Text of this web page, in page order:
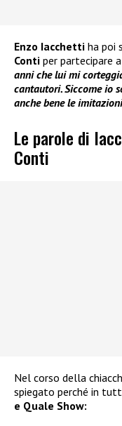
Enzo Iacchetti ha poi
Conti per partecipare
anni che lui mi
cantautori. Siccome io
anche bene le
Le parole di
Conti
Nel corso della
spiegato perché in
e Quale Show: